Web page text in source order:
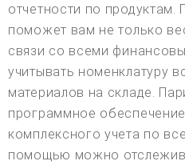
отчетности по
поможет вам не только
связи со всеми
учитывать номенклатуру
материалов на складе.
программное
комплексного учета по
помощью можно